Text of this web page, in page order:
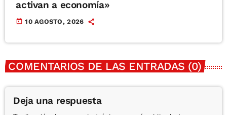
activan a economía»
today 10 AGOSTO, 2026
COMENTARIOS DE LAS ENTRADAS (0)
Deja una respuesta